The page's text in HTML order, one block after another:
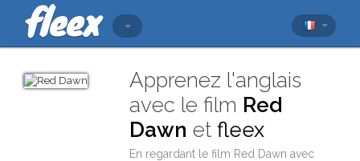
Apprenez l'anglais
avec le film Red
Dawn etfleex
En regardant le film Red Dawn avec